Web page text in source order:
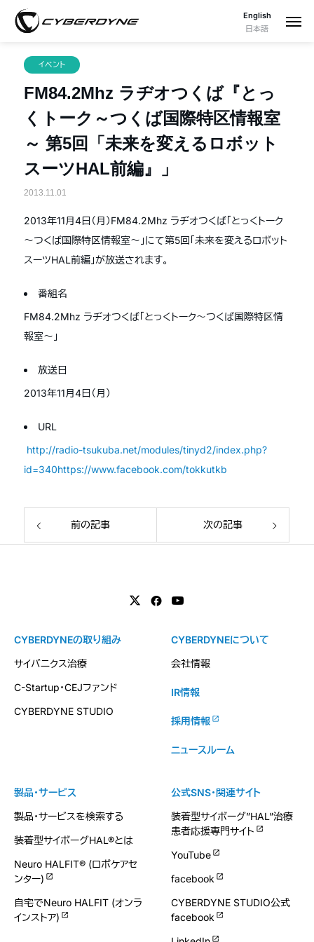
English
日本語
イベント
FM84.2Mhz ラヂオつくば『とっ
くトーク～つくば国際特区情報室
～ 第5回「未来を変えるロボット
スーツHAL前編』」
2013.11.01
2013年11月4日（月）FM84.2Mhz ラヂオつくば「とっくトーク
～つくば国際特区情報室～」にて第5回「未来を変えるロボット
スーツHAL前編」が放送されます。
番組名
FM84.2Mhz ラヂオつくば「とっくトーク～つくば国際特区情
報室～」
放送日
2013年11月4日（月）
URL
http://radio-tsukuba.net/modules/tinyd2/index.php?
id=340https://www.facebook.com/tokkutkb
前の記事 次の記事
製品・サービス
製品・サービスを検索する
装着型サイボーグHAL®とは
Neuro HALFIT® (ロボケアセ
ンター)
自宅でNeuro HALFIT (オンラ
インストア)
CYBERDYNEの取り組み
サイバニクス治療
C-Startup・CEJファンド
CYBERDYNE STUDIO
CYBERDYNEについて
会社情報
IR情報
採用情報
ニュースルーム
公式SNS・関連サイト
装着型サイボーグ”HAL”治療
患者応援専門サイト
YouTube
facebook
CYBERDYNE STUDIO公式
facebook